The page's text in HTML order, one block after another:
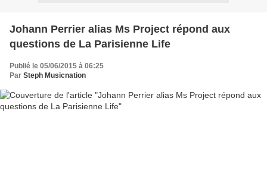
Johann Perrier alias Ms Project répond aux
questions de La Parisienne Life
Publié le 05/06/2015 à 06:25
Par Steph Musicnation